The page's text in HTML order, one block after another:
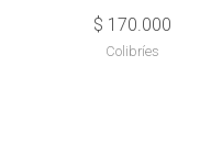
$ 170.000
Colibríes